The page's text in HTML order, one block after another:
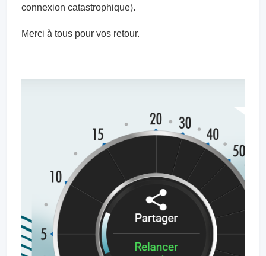
connexion catastrophique).
Merci à tous pour vos retour.